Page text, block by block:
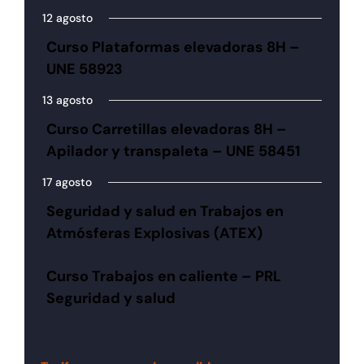
12 agosto
Curso Plataformas elevadoras 8H –
UNE 58923
13 agosto
Curso Carretillas elevadoras 8H –
Apilador y transpaleta – UNE 58451
17 agosto
Seguridad y salud en Trabajos en
Atmósferas Explosivas (ATEX)
Curso Trabajos en caliente – PRL
Seguridad y salud